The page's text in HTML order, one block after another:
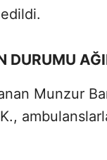
DURUMU
Munzur